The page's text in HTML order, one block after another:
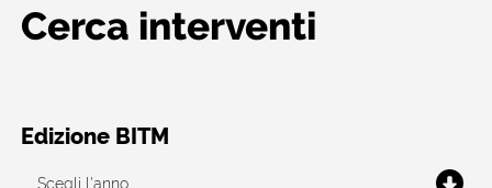
Cerca interventi
Edizione BITM